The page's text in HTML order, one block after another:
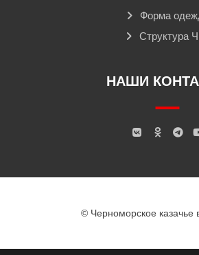
Форма
Структура
НАШИ
© Черноморское казачье